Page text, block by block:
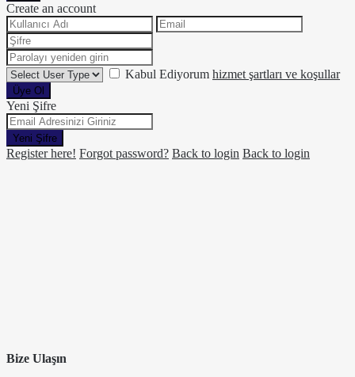
Create an account
Kabul Ediyorum hizmet şartları ve koşullar
Üye Ol
Yeni Şifre
Yeni Şifre
Register here! Forgot password? Back to login Back to login
Bize Ulaşın